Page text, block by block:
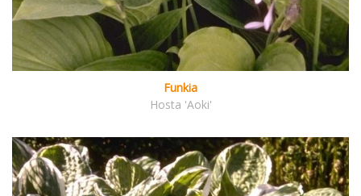
Funkia
Hosta 'Aoki'